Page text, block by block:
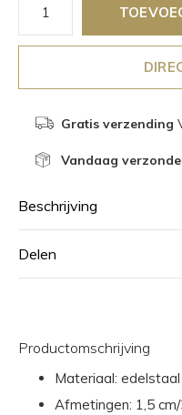
Gratis verzending
Vandaag
Beschrijving
Delen
Productomschrijving
Materiaal: edelstaal
Afmetingen: 1,5